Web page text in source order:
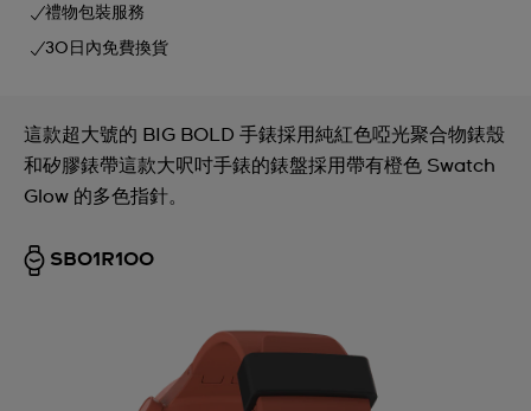
禮物包裝服務
30日內免費換貨
這款超大號的 BIG BOLD 手錶採用純紅色啞光聚合物錶殼
和矽膠錶帶這款大呎吋手錶的錶盤採用帶有橙色 Swatch
Glow 的多色指針。
SB01R100